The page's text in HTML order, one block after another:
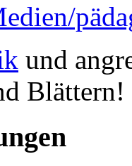
und
Blättern!